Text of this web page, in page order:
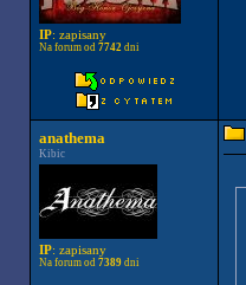
IP: zapisany
Na forum od 7742dni
anathema
Kibic
IP: zapisany
Na forum od 7389dni